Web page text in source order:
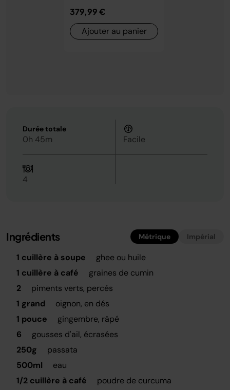
379,99 €
Ajouter au panier
Durée totale
0h 45m Facile
4
Ingrédients Métrique Impérial
1 cuillère à soupe
ghee ou huile
1 cuillère à café
graines de cumin
2
piments verts, percés
1 grand
oignon, en dés
1 pouce
gingembre, râpé
6
gousses d'ail, écrasées
250g
passata
500ml
eau
1/2 cuillère à café
poudre de curcuma